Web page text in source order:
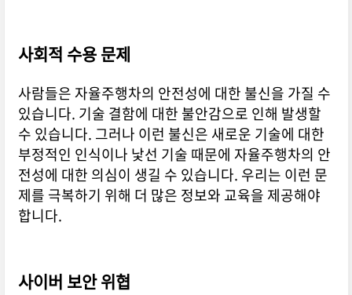
사회적 수용 문제
사람들은 자율주행차의 안전성에 대한 불신을 가질 수
있습니다. 기술 결함에 대한 불안감으로 인해 발생할
수 있습니다. 그러나 이런 불신은 새로운 기술에 대한
부정적인 인식이나 낯선 기술 때문에 자율주행차의 안
전성에 대한 의심이 생길 수 있습니다. 우리는 이런 문
제를 극복하기 위해 더 많은 정보와 교육을 제공해야
합니다.
사이버 보안 위협